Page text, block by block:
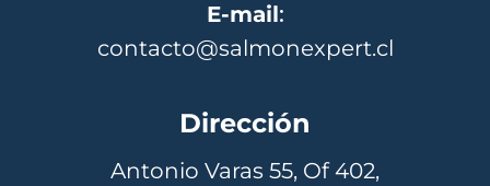
E-mail:
contacto@salmonexpert.cl
Dirección
Antonio Varas 55, Of 402,